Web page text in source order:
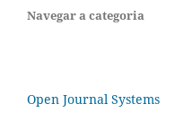
Navegar a categoria
Open Journal Systems